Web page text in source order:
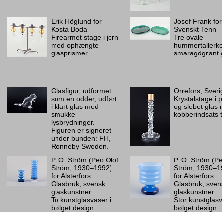
Erik Höglund for
Kosta Boda
Firearmet stage i jern
med ophængte
glasprismer.
Josef Frank for
Svenskt Tenn
Tre ovale
smaragdgrønt
Glasfigur, udformet
som en odder, udført
i klart glas med
smukke
lysbrydninger.
Figuren er signeret
under bunden: FH,
Ronneby Sweden.
Orrefors,
Krystalstage i
og slebet glas
kobberindsats
P. O. Ström (Peo Olof
Ström, 1930–1992)
for Alsterfors
Glasbruk, svensk
glaskunstner.
To kunstglasvaser i
bølget design.
P. O. Ström
Ström,
for Alsterfors
Glasbruk,
glaskunstner.
Stor
bølget design.